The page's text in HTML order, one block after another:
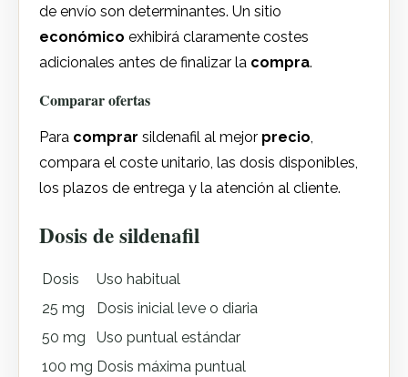
de envío son determinantes. Un sitio
económico exhibirá claramente costes
adicionales antes de finalizar la compra.
Comparar ofertas
Para comprar sildenafil al mejor precio,
compara el coste unitario, las dosis disponibles,
los plazos de entrega y la atención al cliente.
Dosis de sildenafil
Dosis
Uso habitual
25 mg
Dosis inicial leve o diaria
50 mg
Uso puntual estándar
100 mg Dosis máxima puntual